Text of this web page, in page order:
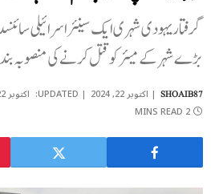
گرفتار یہودی شہری ایک سینئر اسرائیلی
بڑے شہر کے میئر کو قتل کرنے کی منصوبہ
SHOAIB87 اکتوبر 22, 2024 UPDATED: اکتوبر 22, 2024
2 MINS READ